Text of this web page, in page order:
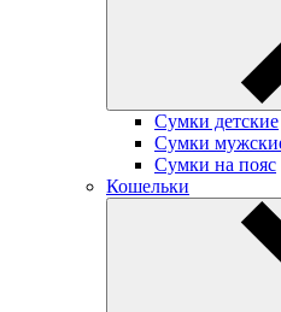
Сумки детские
Сумки
Сумки на пояс
Кошельки